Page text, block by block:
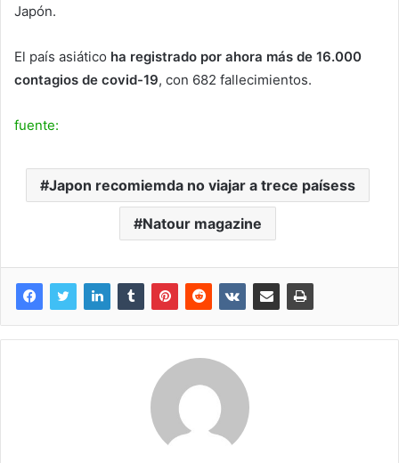
Japón.
El país asiático ha registrado por ahora más de 16.000
contagios de covid-19, con 682 fallecimientos.
fuente:
Japon recomiemda no viajar a trece paísess
Natour magazine